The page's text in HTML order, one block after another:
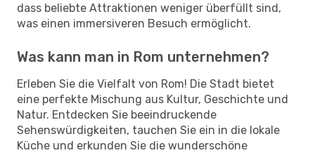
dass beliebte Attraktionen weniger überfüllt sind,
was einen immersiveren Besuch ermöglicht.
Was kann man in Rom unternehmen?
Erleben Sie die Vielfalt von Rom! Die Stadt bietet
eine perfekte Mischung aus Kultur, Geschichte und
Natur. Entdecken Sie beeindruckende
Sehenswürdigkeiten, tauchen Sie ein in die lokale
Küche und erkunden Sie die wunderschöne